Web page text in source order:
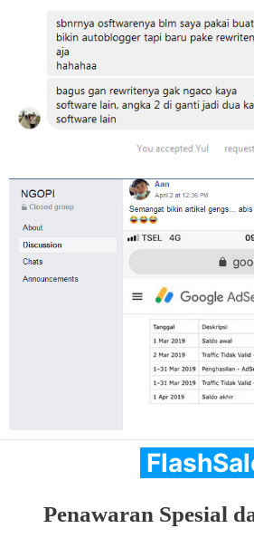
Flash
Penawaran Spesial